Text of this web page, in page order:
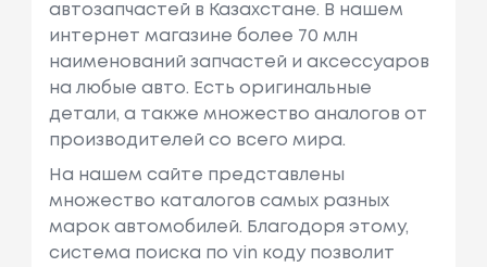
автозапчастей в Казахстане. В нашем
интернет магазине более 70 млн
наименований запчастей и аксессуаров
на любые авто. Есть оригинальные
детали, а также множество аналогов от
производителей со всего мира.
На нашем сайте представлены
множество каталогов самых разных
марок автомобилей. Благодоря этому,
система поиска по vin коду позволит